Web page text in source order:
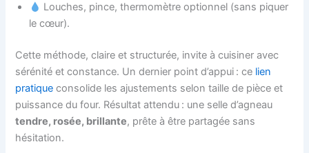
Louches, pince, thermomètre optionnel (sans piquer
le cœur).
Cette méthode, claire et structurée, invite à cuisiner avec
sérénité et constance. Un dernier point d’appui : ce lien
pratique consolide les ajustements selon taille de pièce et
puissance du four. Résultat attendu : une selle d’agneau
tendre, rosée, brillante, prête à être partagée sans
hésitation.